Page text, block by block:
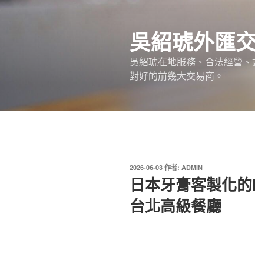
跳
吳紹琥外匯
吳紹琥在地服務、合法經營
對好的前幾大交易商。
發
佈
於
2026-06-03 作者: ADMIN
日本牙膏客製化
台北高級餐廳